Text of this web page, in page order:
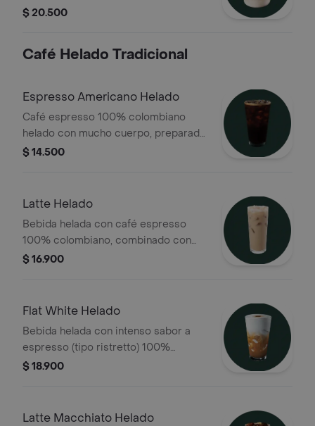
marcada con espresso 100%
$ 20.500
Café Helado Tradicional
Espresso Americano Helado
Café espresso 100% colombiano
helado con mucho cuerpo, preparado
con agua filtrada y cubos de hielo
$ 14.500
Latte Helado
Bebida helada con café espresso
100% colombiano, combinado con
hielo y leche de tu preferencia
$ 16.900
Flat White Helado
Bebida helada con intenso sabor a
espresso (tipo ristretto) 100%
colombiano, preparada con leche de
hielo
$ 18.900
Latte Macchiato Helado